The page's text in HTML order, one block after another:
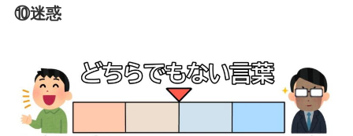
⑩迷惑